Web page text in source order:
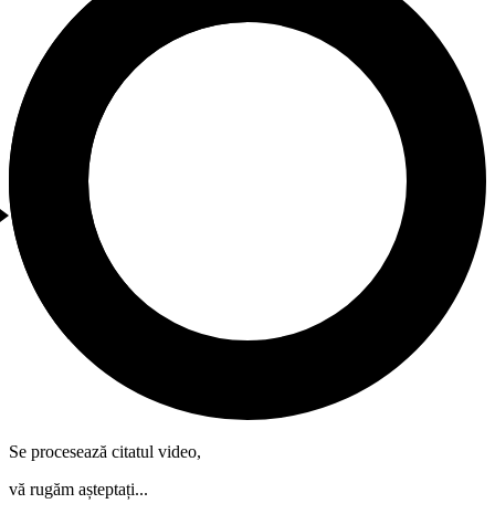
Se procesează citatul video,
vă rugăm așteptați...